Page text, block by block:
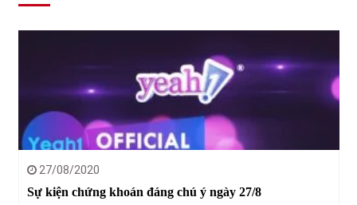
27/08/2020
Sự kiện chứng khoán đáng chú ý ngày 27/8